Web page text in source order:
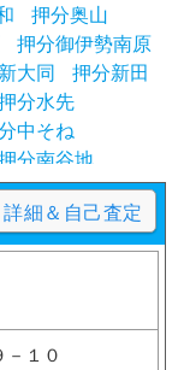
押分奥山
押分御伊勢南原
大同
押分新田
分水先
中そね
分南谷地
分与奈
川山畑北下
川上河原
大手町
詳細＆自己査定
１０